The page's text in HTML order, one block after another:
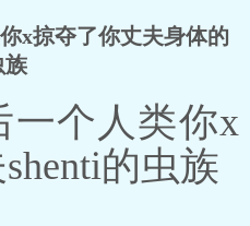
x掠夺了你丈夫身体的
族
一个人类你x
的虫族